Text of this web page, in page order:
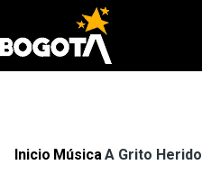
Pasar al contenido principal
Ruta
Inicio MúsicaA Grito Herido